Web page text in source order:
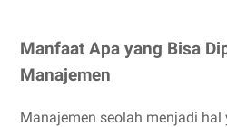
Manfaat Apa yang Bisa
Manajemen
Manajemen seolah menjadi